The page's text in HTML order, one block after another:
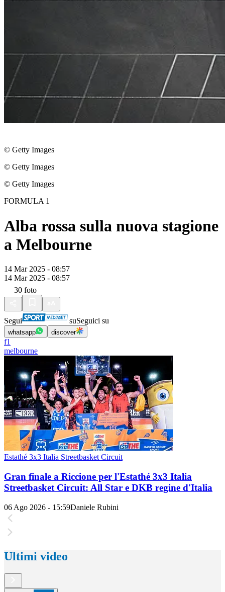
© Getty Images
© Getty Images
© Getty Images
FORMULA 1
Alba rossa sulla nuova stagione
a Melbourne
14 Mar 2025 - 08:57
14 Mar 2025 - 08:57
30 foto
Segui suSeguici su
whatsapp discover
f1
melbourne
Estathé 3x3 Italia Streetbasket Circuit
Gran finale a Riccione per l'Estathé 3x3 Italia
Streetbasket Circuit: All Star e DKB regine d'Italia
06 Ago 2026 - 15:59Daniele Rubini
Ultimi video